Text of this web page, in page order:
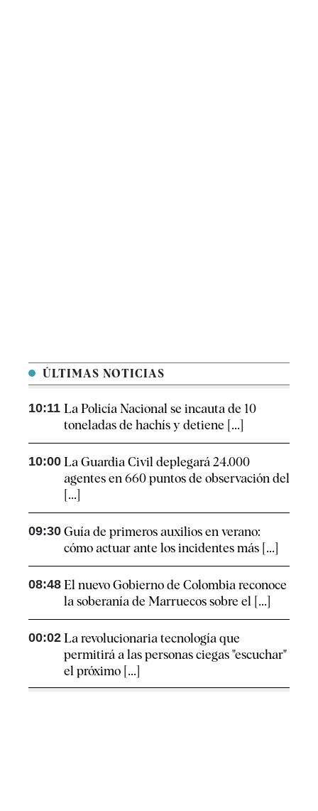
ÚLTIMAS NOTICIAS
10:11 La Policía Nacional se incauta de 10
toneladas de hachís y detiene [...]
10:00 La Guardia Civil deplegará 24.000
agentes en 660 puntos de observación del
[...]
09:30 Guía de primeros auxilios en verano:
cómo actuar ante los incidentes más [...]
08:48 El nuevo Gobierno de Colombia reconoce
la soberanía de Marruecos sobre el [...]
00:02 La revolucionaria tecnología que
permitirá a las personas ciegas "escuchar"
el próximo [...]